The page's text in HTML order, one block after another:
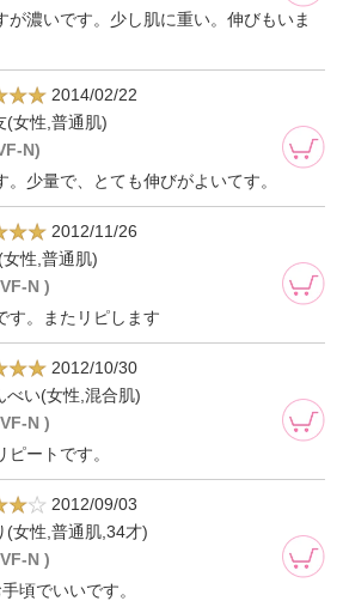
が濃いです。少し肌に重い。伸びもいま
2014/02/22
(女性,普通肌)
N)
少量で、とても伸びがよいてす。
2012/11/26
性,普通肌)
N )
す。またリピします
2012/10/30
べい(女性,混合肌)
N )
ートです。
2012/09/03
(女性,普通肌,34才)
N )
頃でいいです。